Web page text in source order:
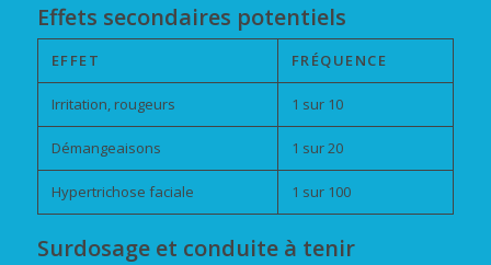
Effets secondaires potentiels
EFFET FRÉQUENCE
Irritation, rougeurs 1 sur 10
Démangeaisons 1 sur 20
Hypertrichose faciale 1 sur 100
Surdosage et conduite à tenir